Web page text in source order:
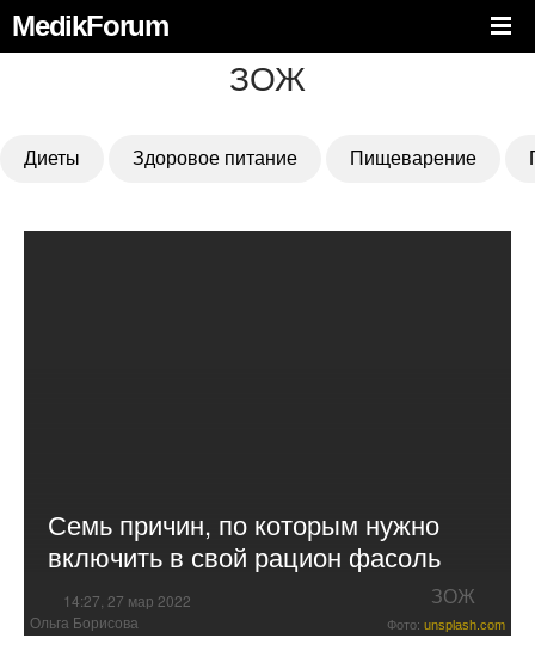
MedikForum
ЗОЖ
Диеты Здоровое питание Пищеварение
Семь причин, по которым нужно
включить в свой рацион фасоль
14:27, 27 мар 2022 ЗОЖ
Ольга Борисова Фото: unsplash.com